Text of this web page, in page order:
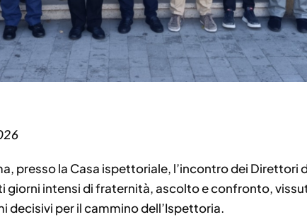
presso la Casa ispettoriale, l’incontro dei Direttori
giorni intensi di fraternità, ascolto e confronto,
per il cammino dell’Ispettoria.